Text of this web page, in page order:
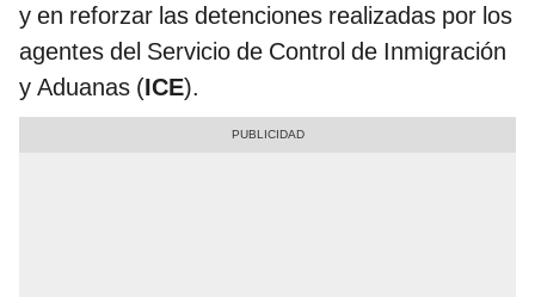
y en reforzar las detenciones realizadas por los
agentes del Servicio de Control de Inmigración
y Aduanas (ICE).